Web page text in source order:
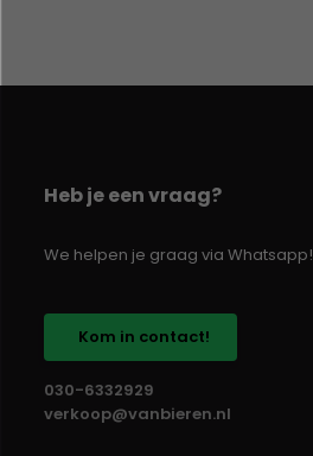
Heb je een vraag?
We helpen je graag via Whatsapp!
Kom in contact!
030-6332929
verkoop@vanbieren.nl